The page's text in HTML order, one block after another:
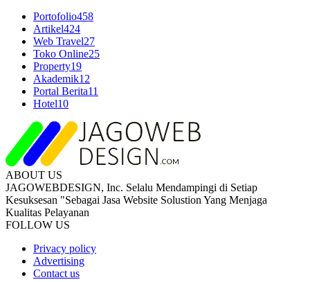
Portofolio458
Artikel424
Web Travel27
Toko Online25
Property19
Akademik12
Portal Berita11
Hotel10
ABOUT US
JAGOWEBDESIGN, Inc. Selalu Mendampingi di Setiap
Kesuksesan "Sebagai Jasa Website Solustion Yang Menjaga
Kualitas Pelayanan
FOLLOW US
Privacy policy
Advertising
Contact us